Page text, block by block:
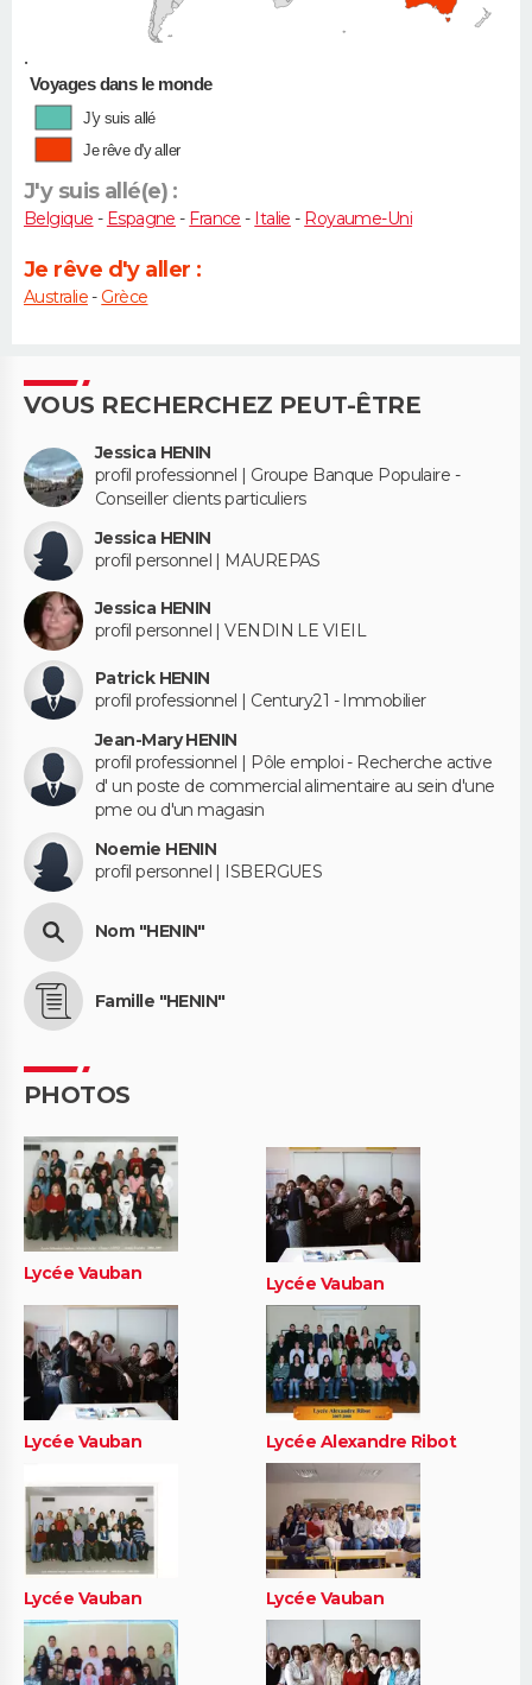
•
Voyages dans le monde
J'y suis allé
Je rêve d'y aller
J'y suis allé(e) :
Belgique - Espagne - France - Italie - Royaume-Uni
Je rêve d'y aller :
Australie- Grèce
VOUS RECHERCHEZ PEUT-ÊTRE
Jessica HENIN
profil professionnel | Groupe Banque Populaire -
Conseiller clients particuliers
Jessica HENIN
profil personnel | MAUREPAS
Jessica HENIN
profil personnel | VENDIN LE VIEIL
Patrick HENIN
profil professionnel | Century21 - Immobilier
Jean-Mary HENIN
profil professionnel | Pôle emploi - Recherche active
d' un poste de commercial alimentaire au sein d'une
pme ou d'un magasin
Noemie HENIN
profil personnel | ISBERGUES
Nom "HENIN"
Famille "HENIN"
PHOTOS
Lycée Vauban Lycée Vauban
Lycée Vauban Lycée Alexandre Ribot
Lycée Vauban Lycée Vauban